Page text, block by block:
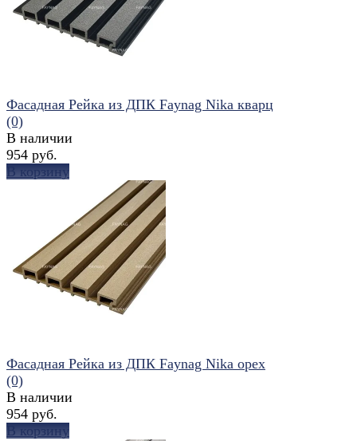
избранное сравнить
Фасадная Рейка из ДПК Faynag Nika кварц
(0)
В наличии
954 руб.
В корзину
Фасадная Рейка из ДПК Faynag Nika орех
(0)
В наличии
954 руб.
В корзину